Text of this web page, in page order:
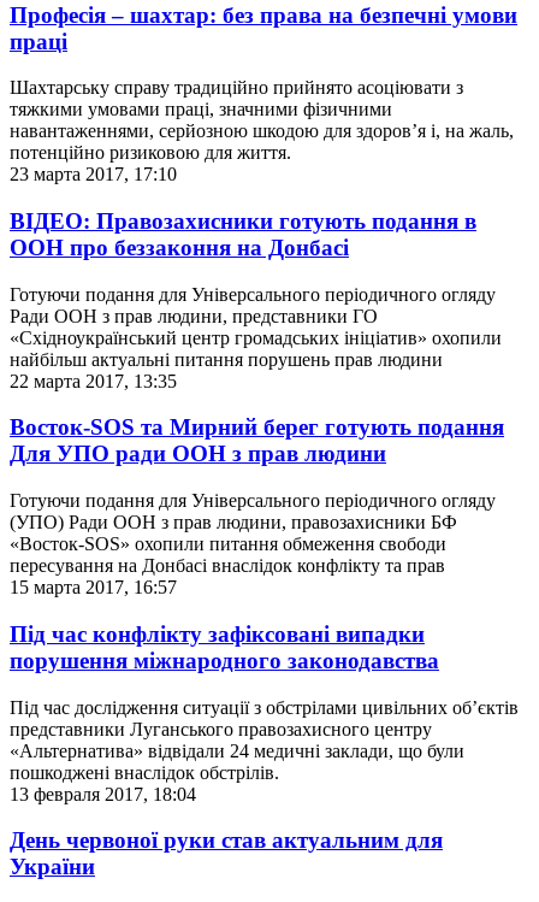
Професія – шахтар: без права на безпечні умови
праці
Шахтарську справу традиційно прийнято асоціювати з
тяжкими умовами праці, значними фізичними
навантаженнями, серйозною шкодою для здоров’я і, на жаль,
потенційно ризиковою для життя.
23 марта 2017, 17:10
ВІДЕО: Правозахисники готують подання в
ООН про беззаконня на Донбасі
Готуючи подання для Універсального періодичного огляду
Ради ООН з прав людини, представники ГО
«Східноукраїнський центр громадських ініціатив» охопили
найбільш актуальні питання порушень прав людини
22 марта 2017, 13:35
Восток-SOS та Мирний берег готують подання
Для УПО ради ООН з прав людини
Готуючи подання для Універсального періодичного огляду
(УПО) Ради ООН з прав людини, правозахисники БФ
«Восток-SOS» охопили питання обмеження свободи
пересування на Донбасі внаслідок конфлікту та прав
15 марта 2017, 16:57
Під час конфлікту зафіксовані випадки
порушення міжнародного законодавства
Під час дослідження ситуації з обстрілами цивільних об’єктів
представники Луганського правозахисного центру
«Альтернатива» відвідали 24 медичні заклади, що були
пошкоджені внаслідок обстрілів.
13 февраля 2017, 18:04
День червоної руки став актуальним для
України